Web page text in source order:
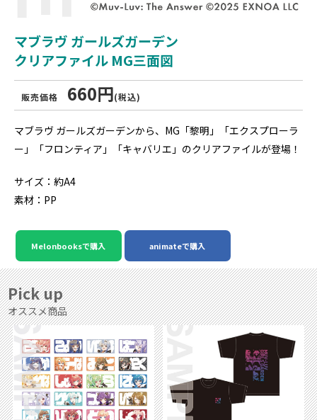
マブラヴ ガールズガーデン
クリアファイル MG三面図
販売価格 660円(税込)
マブラヴ ガールズガーデンから、MG「黎明」「エクスプローラ
ー」「フロンティア」「キャバリエ」のクリアファイルが登場！
サイズ：約A4
素材：PP
Melonbooksで購入 animateで購入
Pick up
オススメ商品